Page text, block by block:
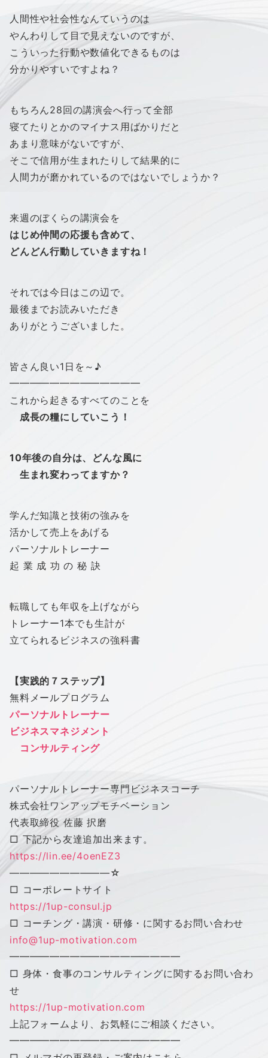
人間性や社会性なんていうのは
やんわりして目で見えないのですが、
こういった行動や数値化できるものは
分かりやすいですよね？
もちろん28回の講演会へ行って全部
寝てたりとかのマイナス用ばかりだと
あまり意味がないですが、
そこで信用が生まれたりして結果的に
人間力が磨かれているのではないでしょうか？
来週のぼくらの講演会を
はじめ仲間の応援も含めて、
どんどん行動していきますね！
それでは今日はこの辺で。
最後までお読みいただき
ありがとうございました。
皆さん良い1日を～♪
━━━━━━━━━━━━━
これから起きるすべてのことを
成長の糧にしていこう！
10年後の自分は、どんな風に
生まれ変わってますか？
学んだ知識と技術の強みを
活かして売上をあげる
パーソナルトレーナー
起 業 成 功 の 秘 訣
転職しても年収を上げながら
トレーナー1本でも生計が
立てられるビジネスの強科書
【実践的７ステップ】
無料メールプログラム
パーソナルトレーナー
ビジネスマネジメント
コンサルティング
パーソナルトレーナー専門ビジネスコーチ
株式会社 ワンアップモチベーション
代表取締役 佐藤 択磨
□ 下記から友達追加出来ます。
https://lin.ee/4oenEZ3
——————————☆
□ コーポレートサイト
https://1up-consul.jp
□ コーチング・講演・研修・に関するお問い合わせ
info@1up-motivation.com
━━━━━━━━━━━━━━━━━
□ 身体・食事のコンサルティングに関するお問い合わ
せ
https://1up-motivation.com
上記フォームより、お気軽にご相談ください。
━━━━━━━━━━━━━━━━━